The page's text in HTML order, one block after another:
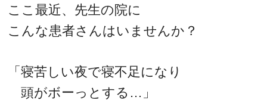
ここ最近、先生の院に
こんな患者さんはいませんか？
「寝苦しい夜で寝不足になり
頭がボーっとする…」